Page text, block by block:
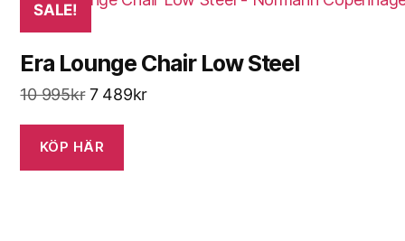
SALE!
Era Lounge Chair Low Steel
10 995kr Original
was:
10
7 489krCurrent
KÖP HÄR